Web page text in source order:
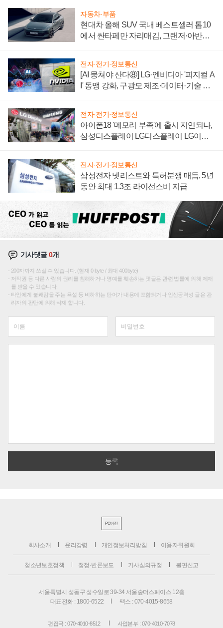
자동차·부품
현대차 올해 SUV 국내 베스트셀러 톱10
에서 싼타페만 자리매김, 그랜저·아반떼
전자·전기·정보통신
[AI 뭉쳐야 산다⑧] LG·엔비디아 '피지컬 A
I' 동맹 강화, 구광모 제조·데이터·기술 결
전자·전기·정보통신
아이폰18 '메모리 부족'에 출시 지연되나,
삼성디스플레이 LG디스플레이 LG이노
전자·전기·정보통신
삼성전자 넷리스트와 특허분쟁 매듭, 5년
동안 최대 1.3조 라이선스비 지급
기사댓글0개
200자까지 쓰실 수 있습니다. (현재 0 byte / 최대 400byte)
저작권 등 다른 사람의 권리를 침해하거나 명예를 훼손하는 댓글은 관련 법률에 의해 제재
를 받을 수 있습니다.
타인에게 불쾌감을 주는 욕설 등 비하하는 단어가 내용에 포함되거나 인신공격성 글은 관
리자의 판단에 의해 삭제 합니다.
PC버전
회사소개 윤리강령 개인정보처리방침 이용자위원회
청소년보호정책 정정·반론보도 기사심의규정 불편신고
서울특별시 성동구 성수일로 39-34 서울숲더스페이스 12층
대표전화 : 1800-6522
팩스 : 070-4015-8658
편집국 : 070-4010-8512 사업본부 : 070-4010-7078